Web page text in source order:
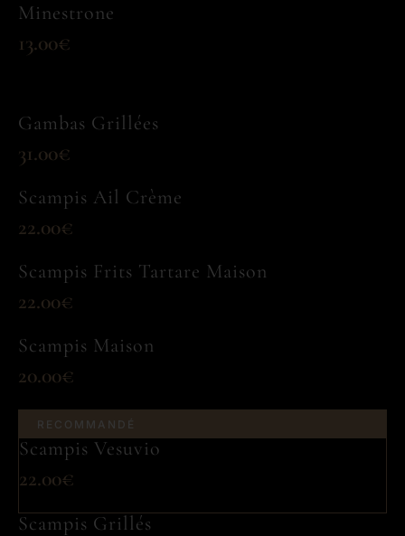
Minestrone
13.00€
Gambas Grillées
31.00€
Scampis Ail Crème
22.00€
Scampis Frits Tartare Maison
22.00€
Scampis Maison
20.00€
RECOMMANDÉ
Scampis Vesuvio
22.00€
Scampis Grillés